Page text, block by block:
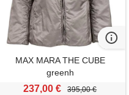
MAX MARA THE CUBE
greenh
237,00 € 395,00 €